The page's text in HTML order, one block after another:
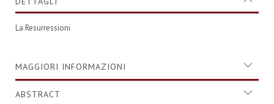
La Resurressioni
MAGGIORI INFORMAZIONI
ABSTRACT